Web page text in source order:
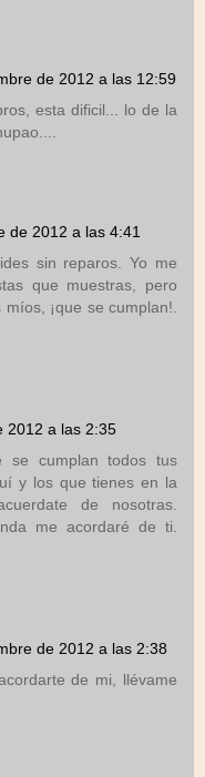
de 2012 a las 12:59
esta dificil... lo de la
de 2012 a las 4:41
sin reparos. Yo me
que muestras, pero
¡que se cumplan!.
2012 a las 2:35
se cumplan todos tus
y los que tienes en la
de nosotras.
me acordaré de ti.
de 2012 a las 2:38
de mi, llévame